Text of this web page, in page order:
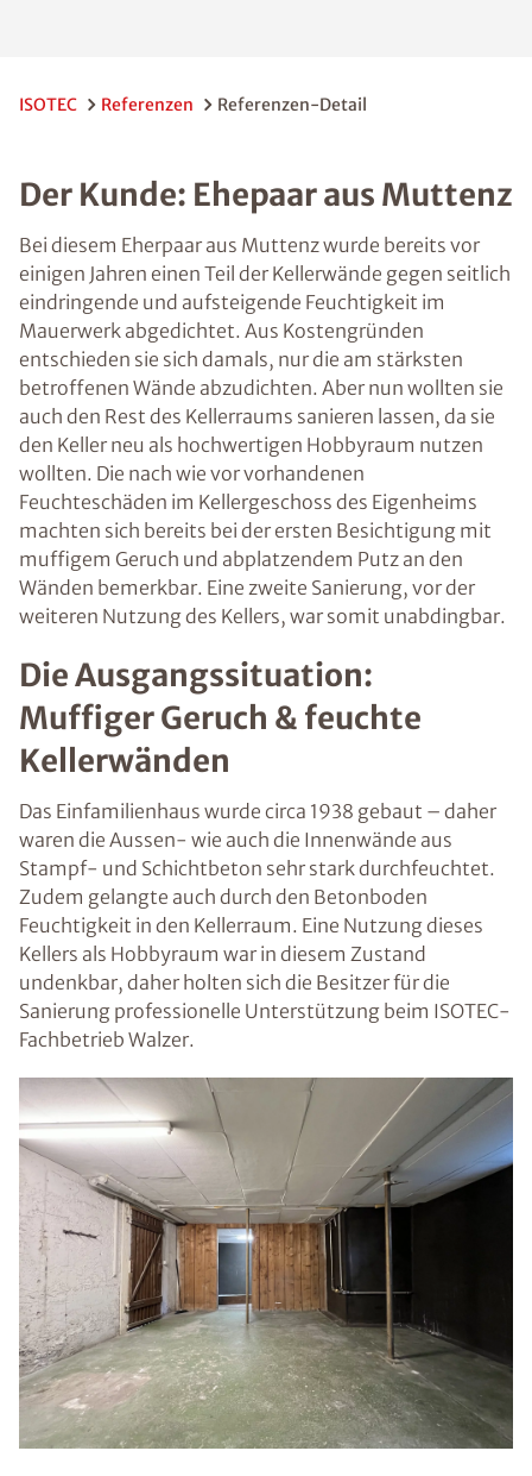
ISOTEC Referenzen Referenzen-Detail
Der Kunde: Ehepaar aus Muttenz
Bei diesem Eherpaar aus Muttenz wurde bereits vor
einigen Jahren einen Teil der Kellerwände gegen seitlich
eindringende und aufsteigende Feuchtigkeit im
Mauerwerk abgedichtet. Aus Kostengründen
entschieden sie sich damals, nur die am stärksten
betroffenen Wände abzudichten. Aber nun wollten sie
auch den Rest des Kellerraums sanieren lassen, da sie
den Keller neu als hochwertigen Hobbyraum nutzen
wollten. Die nach wie vor vorhandenen
Feuchteschäden im Kellergeschoss des Eigenheims
machten sich bereits bei der ersten Besichtigung mit
muffigem Geruch und abplatzendem Putz an den
Wänden bemerkbar. Eine zweite Sanierung, vor der
weiteren Nutzung des Kellers, war somit unabdingbar.
Die Ausgangssituation:
Muffiger Geruch & feuchte
Kellerwänden
Das Einfamilienhaus wurde circa 1938 gebaut – daher
waren die Aussen- wie auch die Innenwände aus
Stampf- und Schichtbeton sehr stark durchfeuchtet.
Zudem gelangte auch durch den Betonboden
Feuchtigkeit in den Kellerraum. Eine Nutzung dieses
Kellers als Hobbyraum war in diesem Zustand
undenkbar, daher holten sich die Besitzer für die
Sanierung professionelle Unterstützung beim ISOTEC-
Fachbetrieb Walzer.